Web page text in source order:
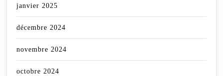
janvier 2025
décembre 2024
novembre 2024
octobre 2024